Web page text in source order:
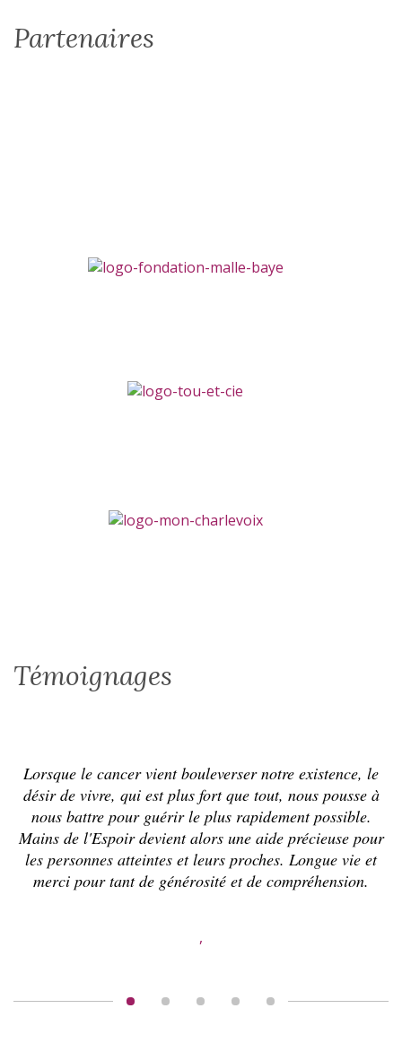
Partenaires
Témoignages
Lorsque le cancer vient bouleverser notre existence, le
désir de vivre, qui est plus fort que tout, nous pousse à
nous battre pour guérir le plus rapidement possible.
Mains de l'Espoir devient alors une aide précieuse pour
les personnes atteintes et leurs proches. Longue vie et
merci pour tant de générosité et de compréhension.
,